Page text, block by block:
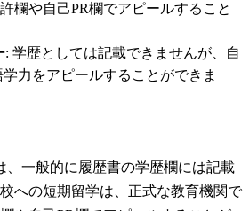
欄や自己PR欄でアピールすること
: 学歴としては記載できませんが、自
力をアピールすることができま
、一般的に履歴書の学歴欄には記載
への短期留学は、正式な教育機関で